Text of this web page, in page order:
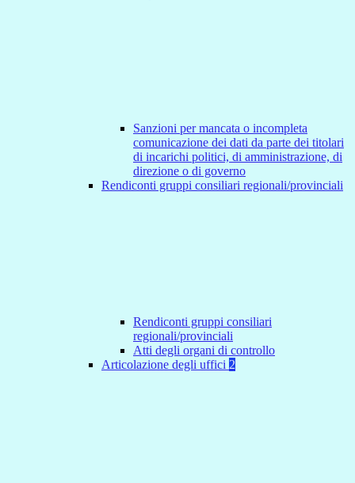
Sanzioni per mancata o incompleta
comunicazione dei dati da parte dei titolari
di incarichi politici, di amministrazione, di
direzione o di governo
Rendiconti gruppi consiliari regionali/provinciali
Rendiconti gruppi consiliari
regionali/provinciali
Atti degli organi di controllo
Articolazione degli uffici 2